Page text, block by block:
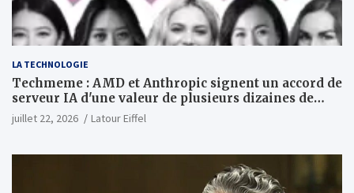
LA TECHNOLOGIE
Techmeme : AMD et Anthropic signent un accord de
serveur IA d'une valeur de plusieurs dizaines de
milliards ; Anthropic achètera jusqu'à 2 GW de puces
MI450 à partir du premier semestre 2027 et AMD
(Wall Street Journal)
juillet 22, 2026 Latour Eiffel